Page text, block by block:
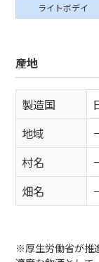
ライトボデイ
産地
製造国
地域
村名
畑名
※厚生労働省が推